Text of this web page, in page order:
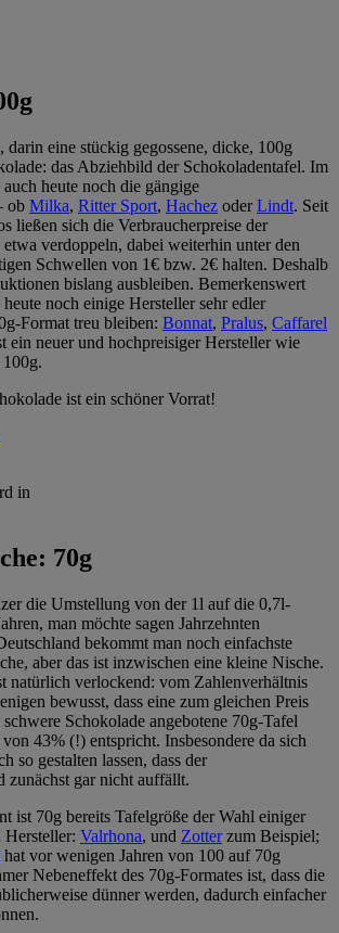
darin eine stückig gegossene, dicke, 100g
das Abziehbild der Schokoladentafel. Im
heute noch die gängige
ob Milka, Ritter Sport, Hachez oderLindt. Seit
ließen sich die Verbraucherpreise der
etwa verdoppeln, dabei weiterhin unter den
Schwellen von 1€ bzw. 2€ halten. Deshalb
bislang ausbleiben. Bemerkenswert
noch einige Hersteller sehr edler
Format treu bleiben: Bonnat, Pralus, Caffarel
ein neuer und hochpreisiger Hersteller wie
ist ein schöner Vorrat!
in
70g
die Umstellung von der 1l auf die 0,7l-
man möchte sagen Jahrzehnten
bekommt man noch einfachste
aber das ist inzwischen eine kleine Nische.
natürlich verlockend: vom Zahlenverhältnis
bewusst, dass eine zum gleichen Preis
Schokolade angebotene 70g-Tafel
43% (!) entspricht. Insbesondere da sich
so gestalten lassen, dass der
zunächst gar nicht auffällt.
ist 70g bereits Tafelgröße der Wahl einiger
Hersteller: Valrhona, und Zotterzum Beispiel;
hat vor wenigen Jahren von 100 auf 70g
Nebeneffekt des 70g-Formates ist, dass die
dünner werden, dadurch einfacher